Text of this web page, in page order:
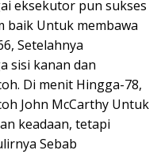
eksekutor pun sukses
baik Untuk membawa
Setelahnya
sisi kanan dan
Di menit Hingga-78,
John McCarthy Untuk
keadaan, tetapi
Sebab